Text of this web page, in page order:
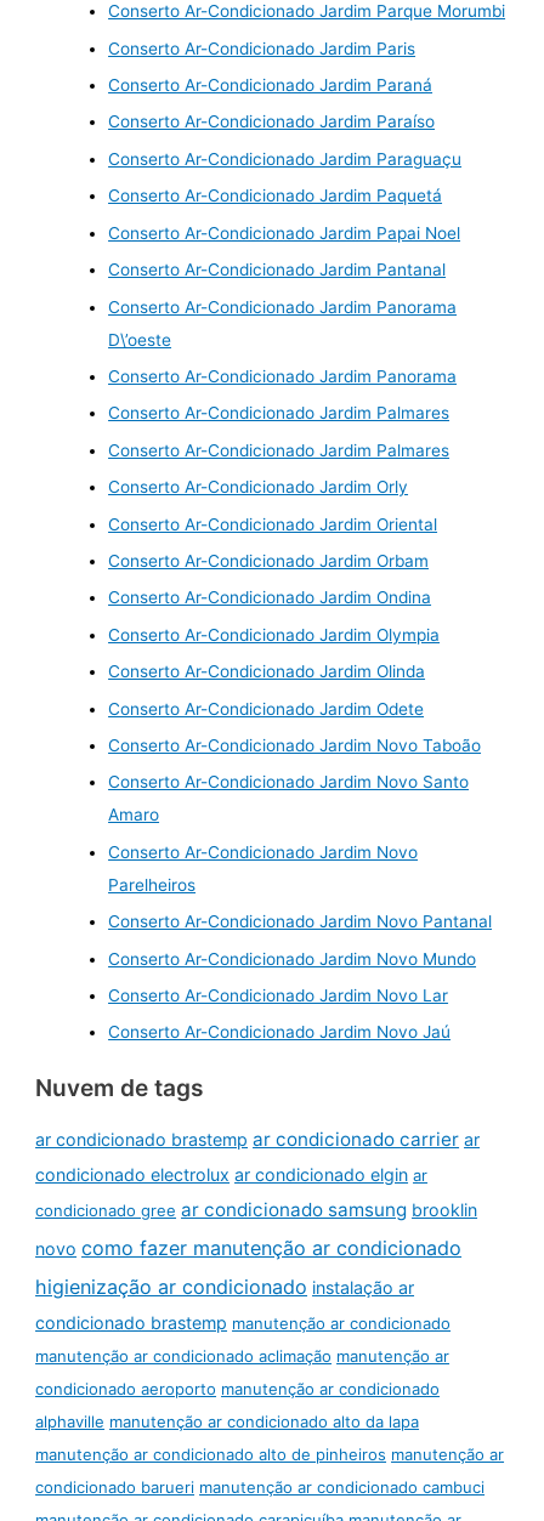
Conserto Ar-Condicionado Jardim Parque Morumbi
Conserto Ar-Condicionado Jardim Paris
Conserto Ar-Condicionado Jardim Paraná
Conserto Ar-Condicionado Jardim Paraíso
Conserto Ar-Condicionado Jardim Paraguaçu
Conserto Ar-Condicionado Jardim Paquetá
Conserto Ar-Condicionado Jardim Papai Noel
Conserto Ar-Condicionado Jardim Pantanal
Conserto Ar-Condicionado Jardim Panorama
D\’oeste
Conserto Ar-Condicionado Jardim Panorama
Conserto Ar-Condicionado Jardim Palmares
Conserto Ar-Condicionado Jardim Palmares
Conserto Ar-Condicionado Jardim Orly
Conserto Ar-Condicionado Jardim Oriental
Conserto Ar-Condicionado Jardim Orbam
Conserto Ar-Condicionado Jardim Ondina
Conserto Ar-Condicionado Jardim Olympia
Conserto Ar-Condicionado Jardim Olinda
Conserto Ar-Condicionado Jardim Odete
Conserto Ar-Condicionado Jardim Novo Taboão
Conserto Ar-Condicionado Jardim Novo Santo
Amaro
Conserto Ar-Condicionado Jardim Novo
Parelheiros
Conserto Ar-Condicionado Jardim Novo Pantanal
Conserto Ar-Condicionado Jardim Novo Mundo
Conserto Ar-Condicionado Jardim Novo Lar
Conserto Ar-Condicionado Jardim Novo Jaú
Nuvem de tags
ar condicionado brastemp ar condicionado carrier ar
condicionado electrolux ar condicionado elgin ar
condicionado gree ar condicionado samsung brooklin
novo como fazer manutenção ar condicionado
higienização ar condicionado instalação ar
condicionado brastemp manutenção ar condicionado
manutenção ar condicionado aclimação manutenção ar
condicionado aeroporto manutenção ar condicionado
alphaville manutenção ar condicionado alto da lapa
manutenção ar condicionado alto de pinheiros manutenção ar
condicionado barueri manutenção ar condicionado cambuci